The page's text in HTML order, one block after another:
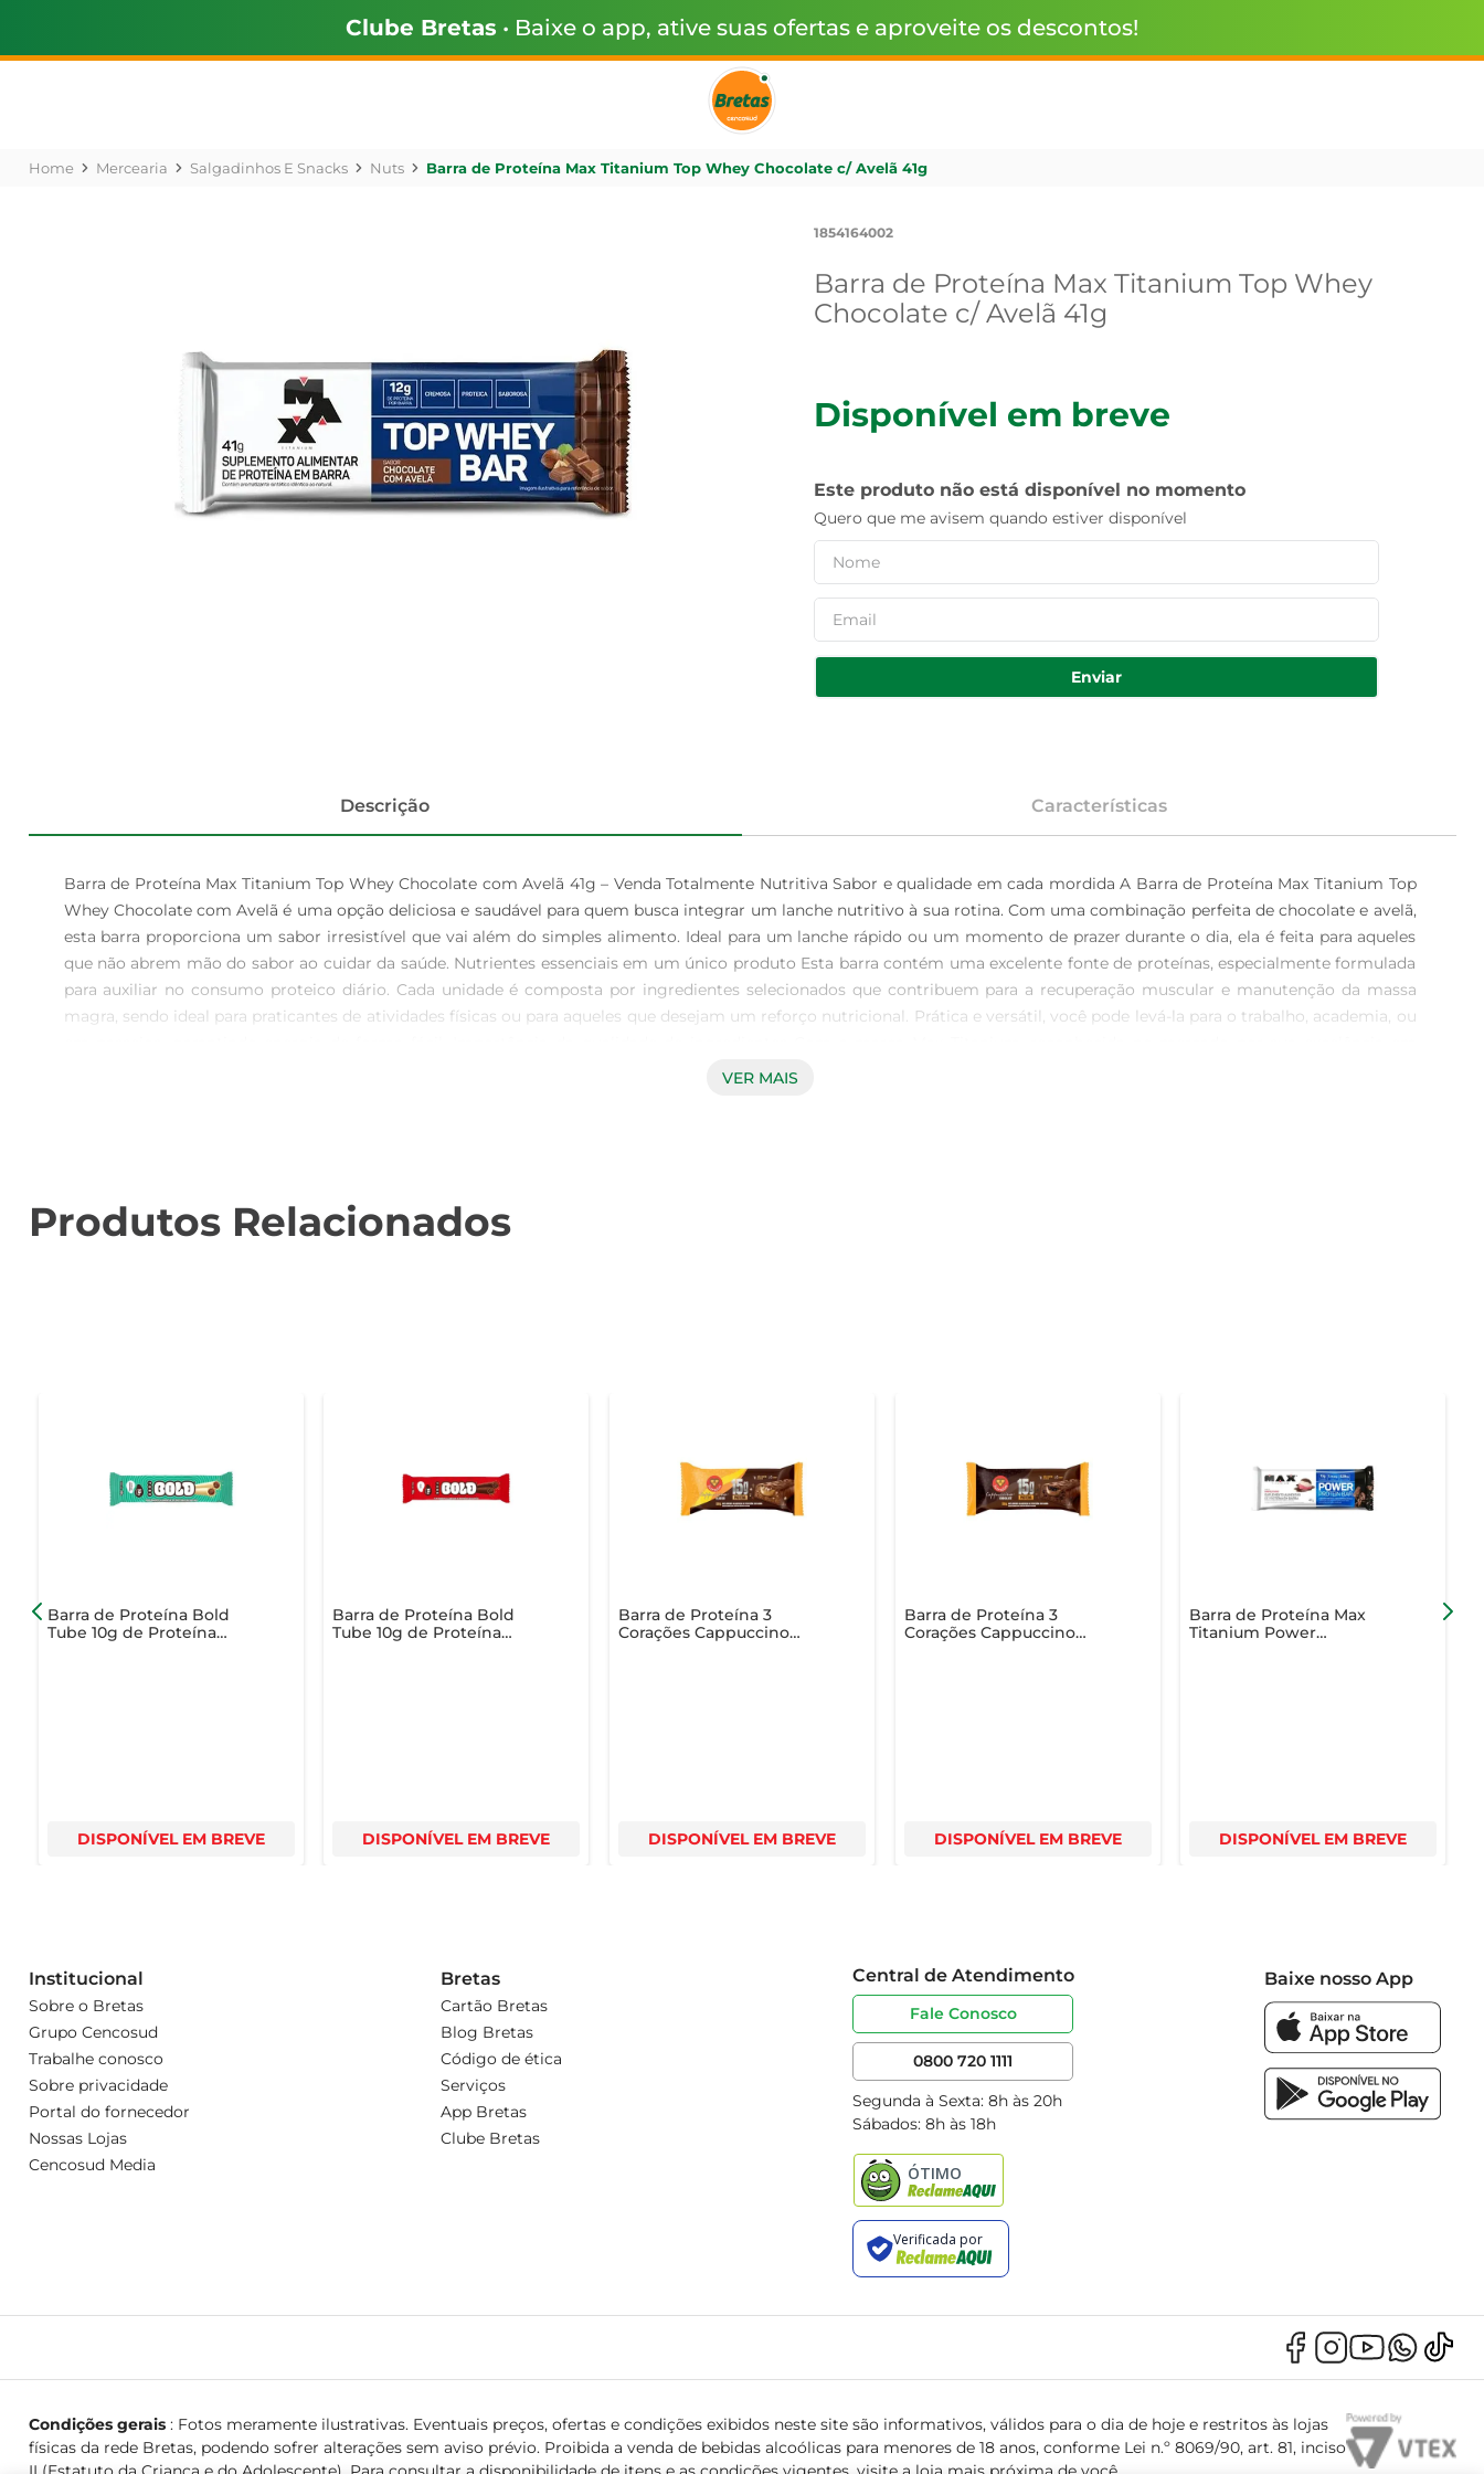
Clube Bretas • Baixe o app, ative suas ofertas e aproveite os descontos!
Mercearia Salgadinhos E Snacks Nuts Barra de Proteína Max Titanium Top Whey Chocolate c/ Avelã 41g
1854164002
Barra de Proteína Max Titanium Top Whey
Chocolate c/ Avelã 41g
Disponível em breve
Este produto não está disponível no momento
Quero que me avisem quando estiver disponível
Enviar
Descrição Características
Barra de Proteína Max Titanium Top Whey Chocolate com Avelã 41g – Venda Totalmente Nutritiva Sabor e qualidade em cada mordida A Barra de Proteína Max Titanium Top
Whey Chocolate com Avelã é uma opção deliciosa e saudável para quem busca integrar um lanche nutritivo à sua rotina. Com uma combinação perfeita de chocolate e avelã,
esta barra proporciona um sabor irresistível que vai além do simples alimento. Ideal para um lanche rápido ou um momento de prazer durante o dia, ela é feita para aqueles
que não abrem mão do sabor ao cuidar da saúde. Nutrientes essenciais em um único produto Esta barra contém uma excelente fonte de proteínas, especialmente formulada
para auxiliar no consumo proteico diário. Cada unidade é composta por ingredientes selecionados que contribuem para a recuperação muscular e manutenção da massa
magra, sendo ideal para praticantes de atividades físicas ou para aqueles que desejam um reforço nutricional. Prática e versátil, você pode levá-la para o trabalho, academia, ou
produtos de nutrição esportiva, você pode confiar que está consumindo algo de qualidade. A barra é produzida com ingredientes que priorizam a excelência, garantido não
VER MAIS
Produtos Relacionados
Barra de Proteína Bold
Tube 10g de Proteína
DISPONÍVEL EM BREVE
Barra de Proteína Bold
Tube 10g de Proteína
DISPONÍVEL EM BREVE
Barra de Proteína 3
Corações Cappuccino
DISPONÍVEL EM BREVE
Barra de Proteína 3
Corações Cappuccino
DISPONÍVEL EM BREVE
Barra de Proteína Max
Titanium Power
DISPONÍVEL EM BREVE
Institucional
Sobre o Bretas
Grupo Cencosud
Trabalhe conosco
Sobre privacidade
Portal do fornecedor
Nossas Lojas
Cencosud Media
Bretas
Cartão Bretas
Blog Bretas
Código de ética
Serviços
App Bretas
Clube Bretas
Central de Atendimento
Fale Conosco
0800 720 1111
Segunda à Sexta: 8h às 20h
Sábados: 8h às 18h
Baixe nosso App
Condições gerais: Fotos meramente ilustrativas. Eventuais preços, ofertas e condições exibidos neste site são informativos, válidos para o dia de hoje e restritos às lojas
físicas da rede Bretas, podendo sofrer alterações sem aviso prévio. Proibida a venda de bebidas alcoólicas para menores de 18 anos, conforme Lei n.º 8069/90, art. 81, inciso